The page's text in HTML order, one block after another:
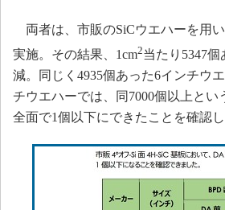
両者は、市販のSiCウエハーを用
実施。その結果、1cm2当たり5347
減。同じく4935個あった6インチウ
チウエハーでは、同7000個以上と
全面で1個以下にできたことを確認し